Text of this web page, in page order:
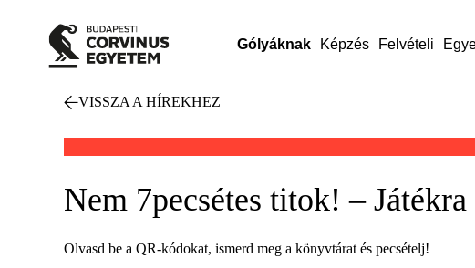
Gólyáknak Képzés Felvételi
VISSZA A HÍREKHEZ
Nem 7pecsétes titok! –
Olvasd be a QR-kódokat, ismerd meg a könyvtárat és pecsételj!